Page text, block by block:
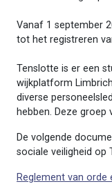
Vanaf 1 september
tot het registreren
Tenslotte is er een
wijkplatform
diverse
hebben. Deze groep
De volgende
sociale veiligheid op
Reglement van orde